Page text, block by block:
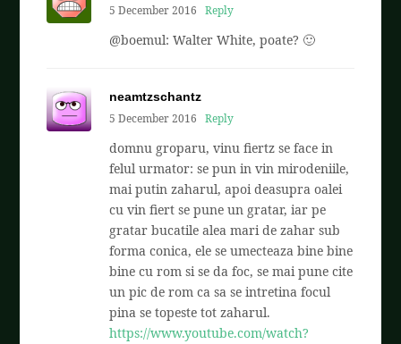
5 December 2016
Reply
@boemul: Walter White, poate? 🙂
neamtzschantz
5 December 2016
Reply
domnu groparu, vinu fiertz se face in
felul urmator: se pun in vin mirodeniile,
mai putin zaharul, apoi deasupra oalei
cu vin fiert se pune un gratar, iar pe
gratar bucatile alea mari de zahar sub
forma conica, ele se umecteaza bine bine
bine cu rom si se da foc, se mai pune cite
un pic de rom ca sa se intretina focul
pina se topeste tot zaharul.
https://www.youtube.com/watch?